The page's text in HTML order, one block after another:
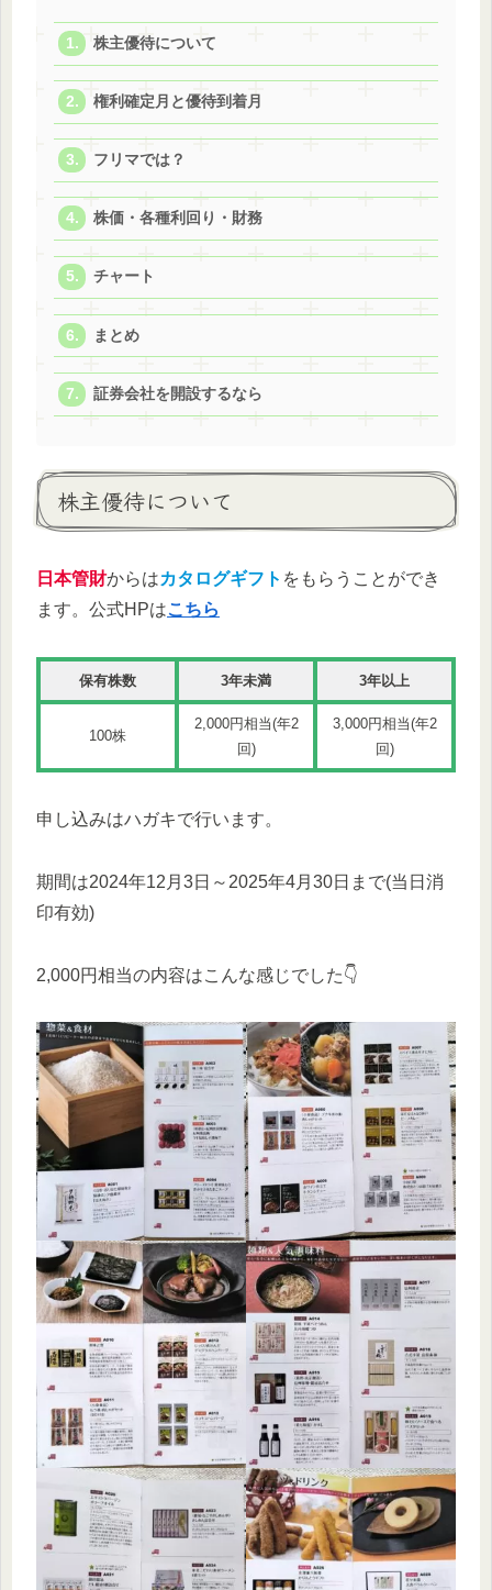
株主優待について
権利確定月と優待到着月
フリマでは？
株価・各種利回り・財務
チャート
まとめ
証券会社を開設するなら
株主優待について
日本管財からはカタログギフト をもらうことができ
ます。公式HPはこちら
保有株数 3年未満 3年以上
100株
2,000円相当(年2
回)
3,000円相当(年2
回)
申し込みはハガキで行います。
期間は2024年12月3日～2025年4月30日まで(当日消
印有効)
2,000円相当の内容はこんな感じでした👇